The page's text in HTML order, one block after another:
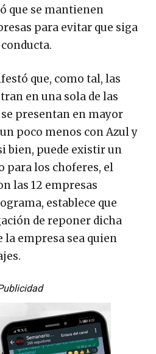
que se mantienen
para evitar que siga
que, como tal, las
en una sola de las
presentan en mayor
poco menos con Azul y
bien, puede existir un
para los choferes, el
las 12 empresas
establece que
de reponer dicha
la empresa sea quien